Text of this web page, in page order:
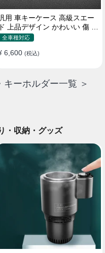
用 車キーケース 高級スエー
ド 上品デザイン かわいい 傷 汚
防止 高級 オシャレ キーホル
全車種対応
6,600 (税込)
キーホルダー一覧 ＞
・収納・グッズ